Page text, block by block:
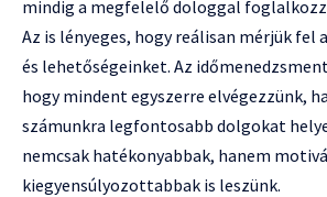
mindig a megfelelő dologgal
Az is lényeges, hogy reálisan mérjük
és lehetőségeinket. Az
hogy mindent egyszerre elvégezzünk,
számunkra legfontosabb dolgokat
nemcsak hatékonyabbak, hanem
kiegyensúlyozottabbak is leszünk.